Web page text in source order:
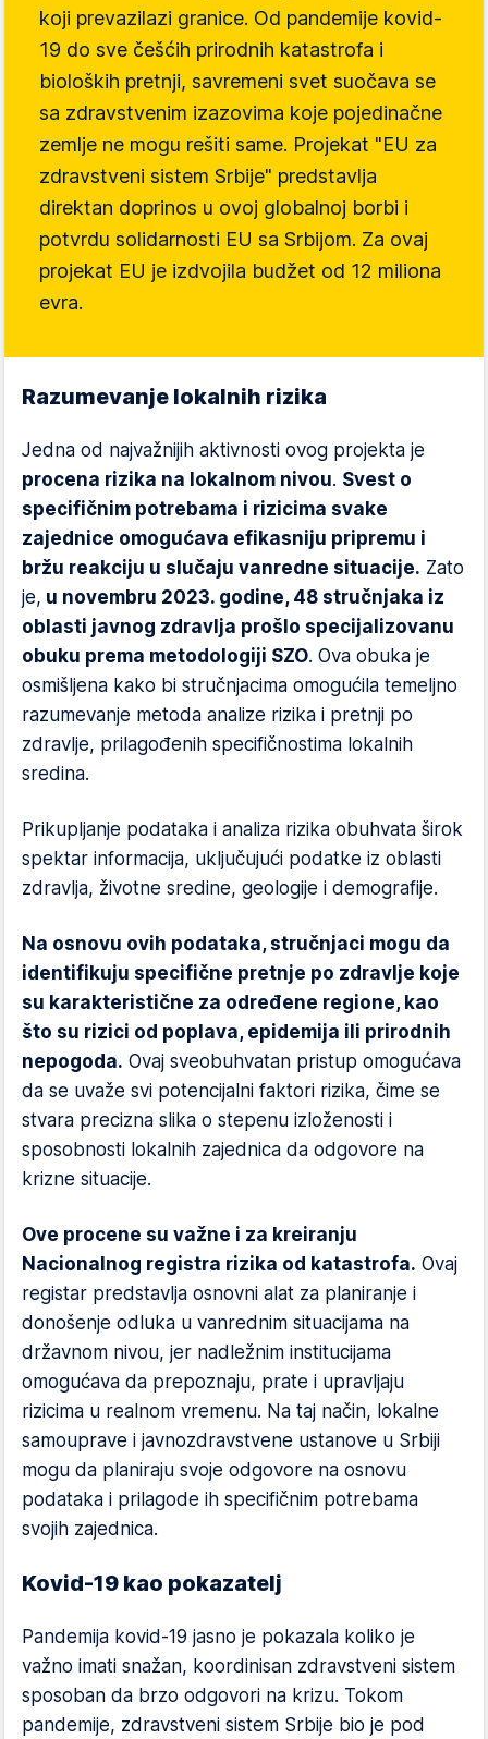
koji prevazilazi granice. Od pandemije kovid-
19 do sve češćih prirodnih katastrofa i
bioloških pretnji, savremeni svet suočava se
sa zdravstvenim izazovima koje pojedinačne
zemlje ne mogu rešiti same. Projekat "EU za
zdravstveni sistem Srbije" predstavlja
direktan doprinos u ovoj globalnoj borbi i
potvrdu solidarnosti EU sa Srbijom. Za ovaj
projekat EU je izdvojila budžet od 12 miliona
evra.
Razumevanje lokalnih rizika
Jedna od najvažnijih aktivnosti ovog projekta je
procena rizika na lokalnom nivou. Svest o
specifičnim potrebama i rizicima svake
zajednice omogućava efikasniju pripremu i
bržu reakciju u slučaju vanredne situacije. Zato
je, u novembru 2023. godine, 48 stručnjaka iz
oblasti javnog zdravlja prošlo specijalizovanu
obuku prema metodologiji SZO. Ova obuka je
osmišljena kako bi stručnjacima omogućila temeljno
razumevanje metoda analize rizika i pretnji po
zdravlje, prilagođenih specifičnostima lokalnih
sredina.
Prikupljanje podataka i analiza rizika obuhvata širok
spektar informacija, uključujući podatke iz oblasti
zdravlja, životne sredine, geologije i demografije.
Na osnovu ovih podataka, stručnjaci mogu da
identifikuju specifične pretnje po zdravlje koje
su karakteristične za određene regione, kao
što su rizici od poplava, epidemija ili prirodnih
nepogoda. Ovaj sveobuhvatan pristup omogućava
da se uvaže svi potencijalni faktori rizika, čime se
stvara precizna slika o stepenu izloženosti i
sposobnosti lokalnih zajednica da odgovore na
krizne situacije.
Ove procene su važne i za kreiranju
Nacionalnog registra rizika od katastrofa. Ovaj
registar predstavlja osnovni alat za planiranje i
donošenje odluka u vanrednim situacijama na
državnom nivou, jer nadležnim institucijama
omogućava da prepoznaju, prate i upravljaju
rizicima u realnom vremenu. Na taj način, lokalne
samouprave i javnozdravstvene ustanove u Srbiji
mogu da planiraju svoje odgovore na osnovu
podataka i prilagode ih specifičnim potrebama
svojih zajednica.
Kovid-19 kao pokazatelj
Pandemija kovid-19 jasno je pokazala koliko je
važno imati snažan, koordinisan zdravstveni sistem
sposoban da brzo odgovori na krizu. Tokom
pandemije, zdravstveni sistem Srbije bio je pod